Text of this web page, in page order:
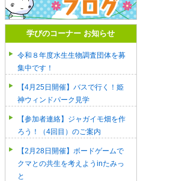
学びのコーナー お知らせ
令和８年度水生生物調査団体を募
集中です！
【4月25日開催】バスで行く！姫
神ウィンドパーク見学
【参加者連絡】ジャガイモ畑を作
ろう！（4回目）のご案内
【2月28日開催】ボードゲームで
クマとの共生を考えようinたみっ
と